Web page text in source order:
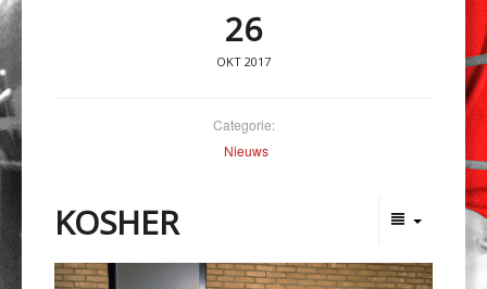
26
OKT 2017
Categorie:
Nieuws
KOSHER